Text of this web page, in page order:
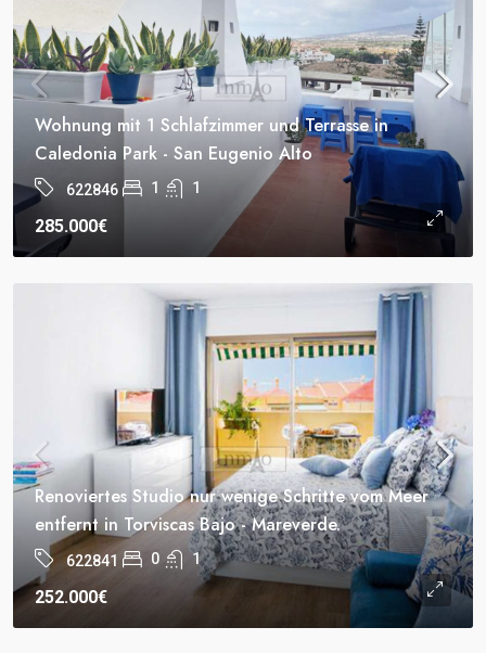
Wohnung mit 1 Schlafzimmer und Terrasse in
Caledonia Park - San Eugenio Alto
622846 1 1
285.000€
Renoviertes Studio nur wenige Schritte vom Meer
entfernt in Torviscas Bajo - Mareverde.
622841 0 1
252.000€